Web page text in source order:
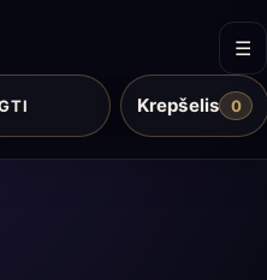
☰
Krepšelis 0